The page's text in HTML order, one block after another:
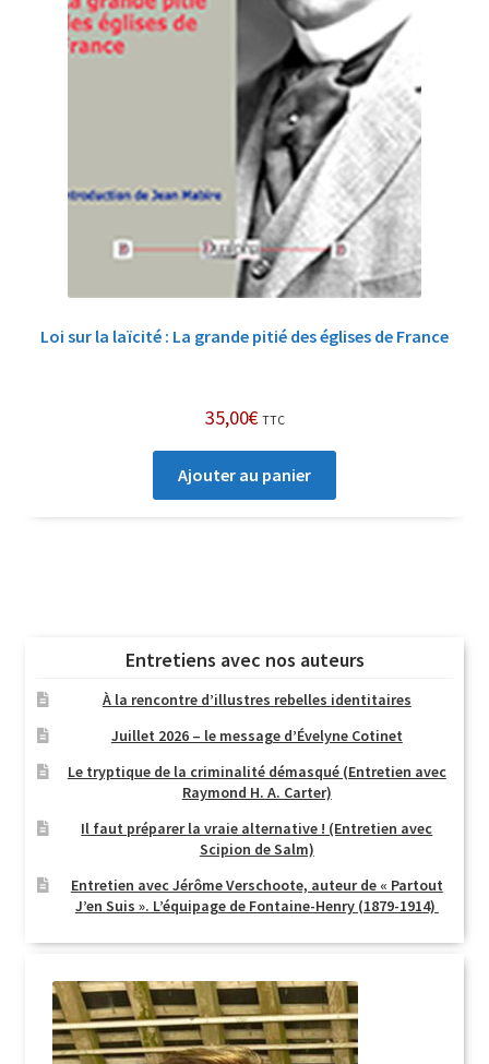
Loi sur la laïcité : La grande pitié des églises de France
35,00€ TTC
Ajouter au panier
Entretiens avec nos auteurs
À la rencontre d’illustres rebelles identitaires
Juillet 2026 – le message d’Évelyne Cotinet
Le tryptique de la criminalité démasqué (Entretien avec
Raymond H. A. Carter)
Il faut préparer la vraie alternative ! (Entretien avec
Scipion de Salm)
Entretien avec Jérôme Verschoote, auteur de « Partout
J’en Suis ». L’équipage de Fontaine-Henry (1879-1914)